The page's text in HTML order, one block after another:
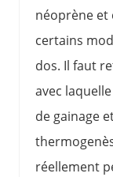
néoprène et
certains
dos. Il faut
avec
de gainage
réellement